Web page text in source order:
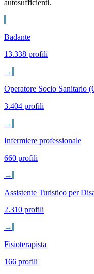
autosufficienti.
Badante
13.338 profili
→
Operatore Socio Sanitario
3.404 profili
→
Infermiere professionale
660 profili
→
Assistente Turistico per
2.310 profili
→
Fisioterapista
166 profili